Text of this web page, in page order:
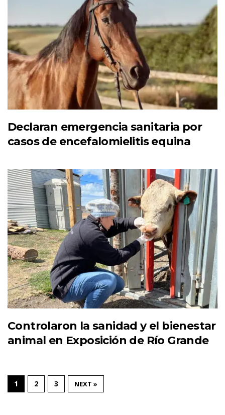
Declaran emergencia sanitaria por
casos de encefalomielitis equina
Controlaron la sanidad y el bienestar
animal en Exposición de Río Grande
1 2 3 NEXT »